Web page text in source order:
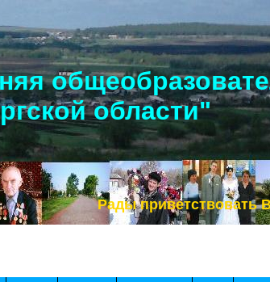
области"
Рады приветствовать Вас,